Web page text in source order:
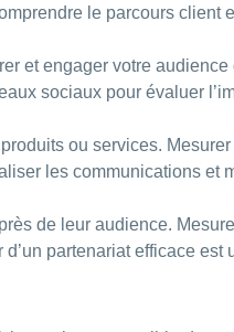
le parcours
et engager votre
sociaux pour évaluer
ou services.
les communications et
de leur audience.
partenariat efficace